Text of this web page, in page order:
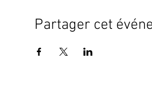
Partager cet